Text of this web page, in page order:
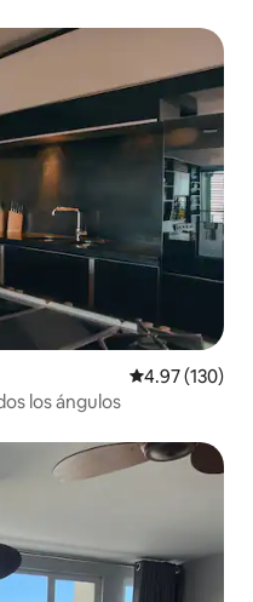
Calificación
4.97 (130)
los ángulos